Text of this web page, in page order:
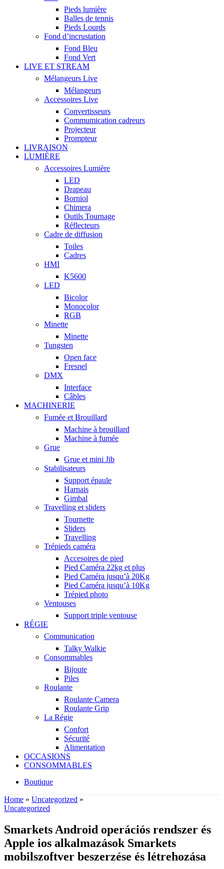
Pieds lumière
Balles de tennis
Pieds Lourds
Fond d’incrustation
Fond Bleu
Fond Vert
LIVE ET STREAM
Mélangeurs Live
Mélangeurs
Accessoires Live
Convertisseurs
Commumication cadreurs
Projecteur
Prompteur
LIVRAISON
LUMIÈRE
Accessoires Lumière
LED
Drapeau
Borniol
Chimera
Outils Tournage
Réflecteurs
Cadre de diffusion
Toiles
Cadres
HMI
K5600
LED
Bicolor
Monocolor
RGB
Minette
Minette
Tungsten
Open face
Fresnel
DMX
Interface
Câbles
MACHINERIE
Fumée et Brouillard
Machine à brouillard
Machine à fumée
Grue
Grue et mini Jib
Stabilisateurs
Support épaule
Harnais
Gimbal
Travelling et sliders
Tournette
Sliders
Travelling
Trépieds caméra
Accesoires de pied
Pied Caméra 22kg et plus
Pied Caméra jusqu’à 20Kg
Pied Caméra jusqu’à 10Kg
Trépied photo
Ventouses
Support triple ventouse
RÉGIE
Communication
Talky Walkie
Consommables
Bijoute
Piles
Roulante
Roulante Camera
Roulante Grip
La Régie
Confort
Sécurité
Alimentation
OCCASIONS
CONSOMMABLES
Boutique
Home » Uncategorized »
Uncategorized
Smarkets Android operációs rendszer és
Apple ios alkalmazások Smarkets
mobilszoftver beszerzése és létrehozása